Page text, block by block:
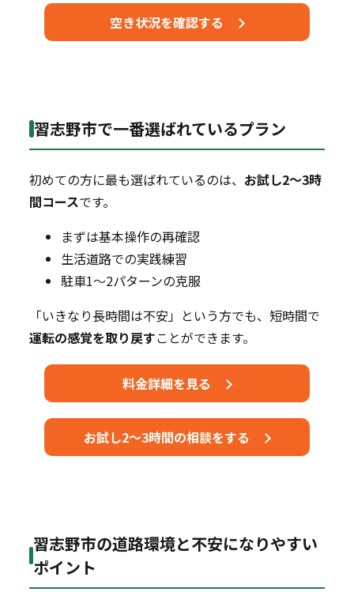
空き状況を確認する
習志野市で一番選ばれているプラン
初めての方に最も選ばれているのは、 お試し2～3時
間コースです。
まずは基本操作の再確認
生活道路での実践練習
駐車1～2パターンの克服
「いきなり長時間は不安」という方でも、短時間で
運転の感覚を取り戻すことができます。
料金詳細を見る
お試し2～3時間の相談をする
習志野市の道路環境と不安になりやすい
ポイント